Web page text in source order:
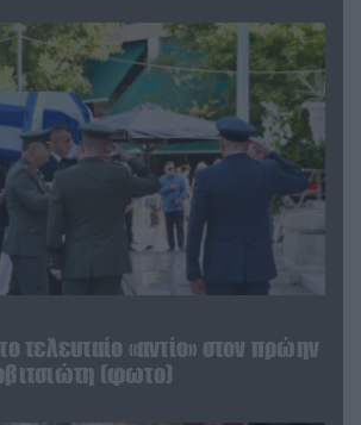
τελευταίο «αντίο» στον πρώην
(φωτο)